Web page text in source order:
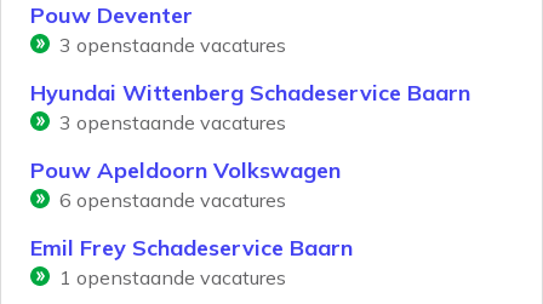
Pouw Deventer
3 openstaande vacatures
Hyundai Wittenberg Schadeservice Baarn
3 openstaande vacatures
Pouw Apeldoorn Volkswagen
6 openstaande vacatures
Emil Frey Schadeservice Baarn
1 openstaande vacatures